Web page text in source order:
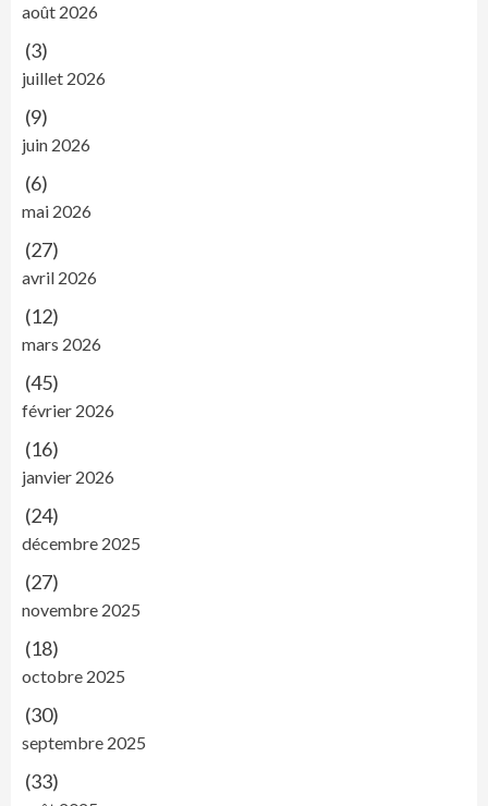
août 2026
(3)
juillet 2026
(9)
juin 2026
(6)
mai 2026
(27)
avril 2026
(12)
mars 2026
(45)
février 2026
(16)
janvier 2026
(24)
décembre 2025
(27)
novembre 2025
(18)
octobre 2025
(30)
septembre 2025
(33)